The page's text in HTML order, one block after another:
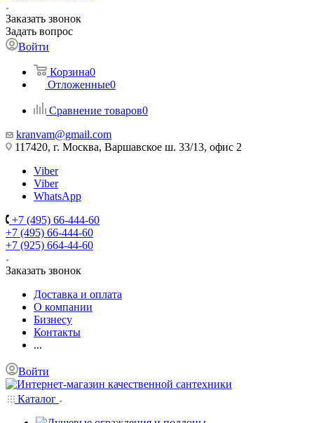
Заказать звонок
Задать вопрос
Войти
Корзина0
Отложенные0
Сравнение товаров0
kranvam@gmail.com
117420, г. Москва, Варшавское ш. 33/13, офис 2
Viber
Viber
WhatsApp
+7 (495) 66-444-60
+7 (495) 66-444-60
+7 (925) 664-44-60
Заказать звонок
Доставка и оплата
О компании
Бизнесу
Контакты
...
Войти
Каталог